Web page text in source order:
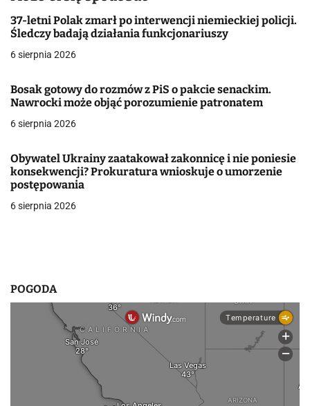
a
c
a
w
i
s
37-letni Polak zmarł po interwencji niemieckiej policji.
Śledczy badają działania funkcjonariuszy
6 sierpnia 2026
Bosak gotowy do rozmów z PiS o pakcie senackim.
Nawrocki może objąć porozumienie patronatem
6 sierpnia 2026
Obywatel Ukrainy zaatakował zakonnicę i nie poniesie
konsekwencji? Prokuratura wnioskuje o umorzenie
postępowania
6 sierpnia 2026
POGODA